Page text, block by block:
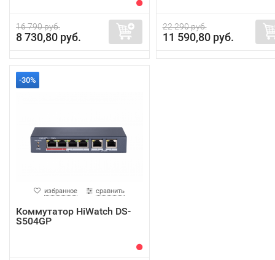
16 790 руб.
8 730,80 руб.
22 290 руб.
11 590,80 руб.
-30%
избранное сравнить
Коммутатор HiWatch DS-
S504GP